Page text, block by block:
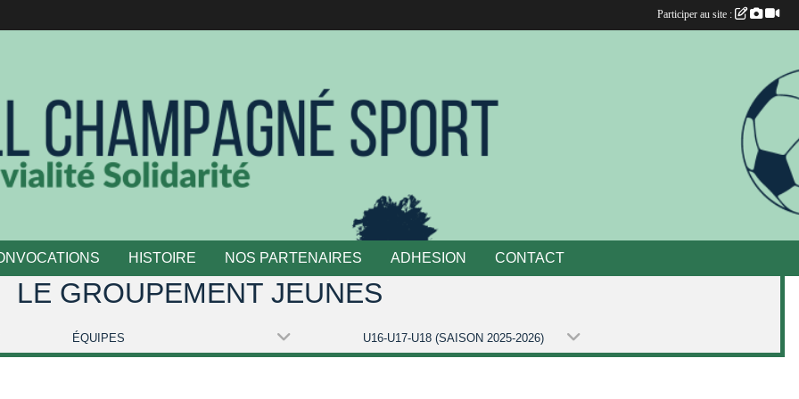
HISTOIRE NOS PARTENAIRES ADHESION CONTACT
LE GROUPEMENT JEUNES
ÉQUIPES U16-U17-U18 (SAISON 2025-2026)
Participer au site :